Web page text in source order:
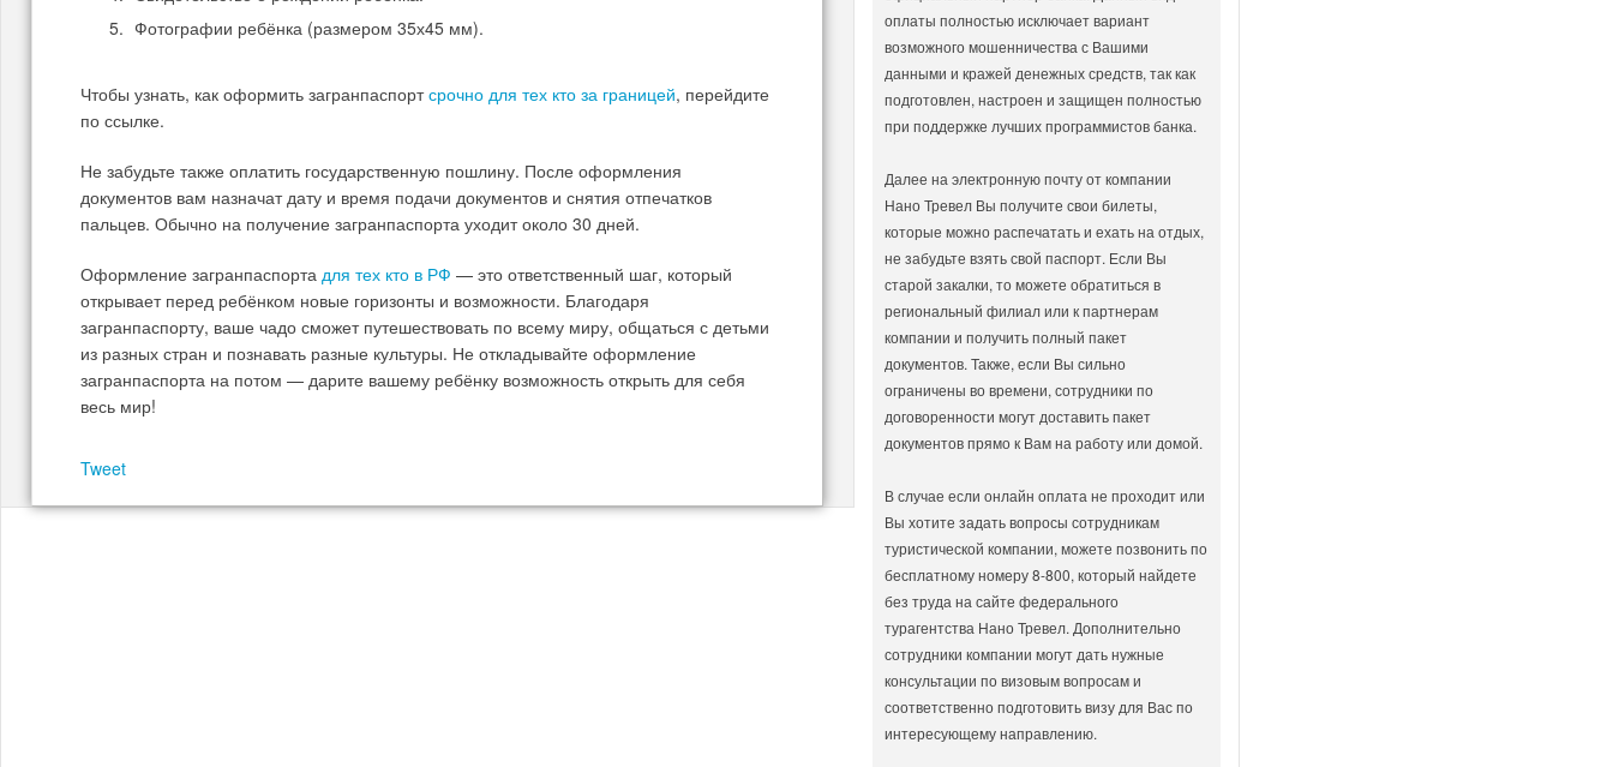
Фотографии ребёнка (размером 35х45 мм).
Чтобы узнать, как оформить загранпаспортсрочно для тех кто за границей, перейдите
по ссылке.
Не забудьте также оплатить государственную пошлину. После оформления
документов вам назначат дату и время подачи документов и снятия отпечатков
пальцев. Обычно на получение загранпаспорта уходит около 30 дней.
Оформление загранпаспорта для тех кто в РФ — это ответственный шаг, который
открывает перед ребёнком новые горизонты и возможности. Благодаря
загранпаспорту, ваше чадо сможет путешествовать по всему миру, общаться с детьми
из разных стран и познавать разные культуры. Не откладывайте оформление
загранпаспорта на потом — дарите вашему ребёнку возможность открыть для себя
весь мир!
Tweet
оплаты полностью исключает вариант
возможного мошенничества с Вашими
данными и кражей денежных средств, так как
подготовлен, настроен и защищен полностью
при поддержке лучших программистов банка.
Далее на электронную почту от компании
Нано Тревел Вы получите свои билеты,
которые можно распечатать и ехать на отдых,
не забудьте взять свой паспорт. Если Вы
старой закалки, то можете обратиться в
региональный филиал или к партнерам
компании и получить полный пакет
документов. Также, если Вы сильно
ограничены во времени, сотрудники по
договоренности могут доставить пакет
документов прямо к Вам на работу или домой.
В случае если онлайн оплата не проходит или
Вы хотите задать вопросы сотрудникам
туристической компании, можете позвонить по
бесплатному номеру 8-800, который найдете
без труда на сайте федерального
турагентства Нано Тревел. Дополнительно
сотрудники компании могут дать нужные
консультации по визовым вопросам и
соответственно подготовить визу для Вас по
интересующему направлению.